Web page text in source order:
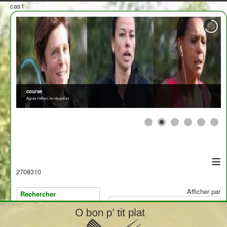
cas1
course
Après l'effort, le réconfort
≡
2708310
Afficher par
>